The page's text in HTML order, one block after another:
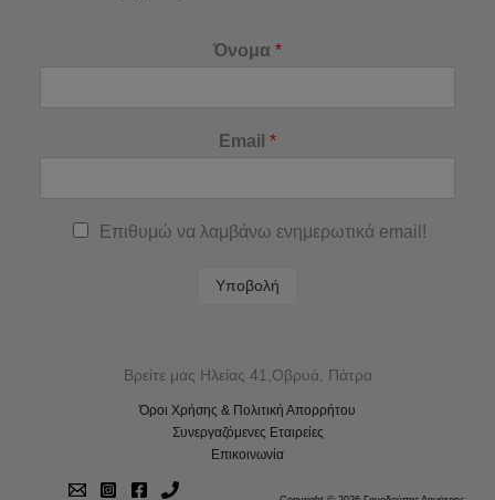
Όνομα *
Email *
Επιθυμώ να λαμβάνω ενημερωτικά email!
Υποβολή
Βρείτε μας Ηλείας 41,Οβρυά, Πάτρα
Όροι Χρήσης & Πολιτική Απορρήτου
Συνεργαζόμενες Εταιρείες
Επικοινωνία